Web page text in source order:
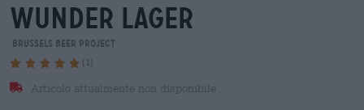
wunder lager
Brussels Beer Project
(1)
Articolo attualmente non disponibile